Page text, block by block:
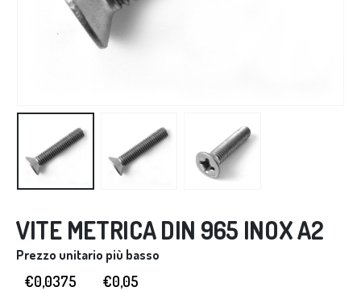
VITE METRICA DIN 965 INOX A2
Prezzo unitario più basso
€0,0375 €0,05